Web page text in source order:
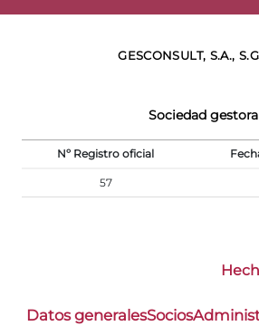
GESCONSULT, S.A.,
Sociedad gestora
Nº Registro oficial
57
Datos generalesSocios